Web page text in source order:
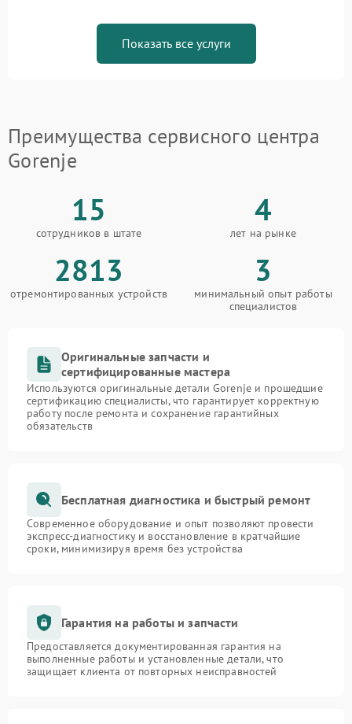
Показать все услуги
Преимущества сервисного центра
Gorenje
15
сотрудников в штате
4
лет на рынке
2813
отремонтированных устройств
3
минимальный опыт работы
специалистов
Оригинальные запчасти и
сертифицированные мастера
Используются оригинальные детали Gorenje и прошедшие
сертификацию специалисты, что гарантирует корректную
работу после ремонта и сохранение гарантийных
обязательств
Бесплатная диагностика и быстрый ремонт
Современное оборудование и опыт позволяют провести
экспресс-диагностику и восстановление в кратчайшие
сроки, минимизируя время без устройства
Гарантия на работы и запчасти
Предоставляется документированная гарантия на
выполненные работы и установленные детали, что
защищает клиента от повторных неисправностей